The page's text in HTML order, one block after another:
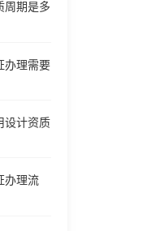
周期是多
办理需要
设计资质
办理流